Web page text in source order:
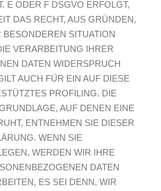
E ODER F DSGVO ERFOLGT,
DAS RECHT, AUS GRÜNDEN,
BESONDEREN SITUATION
VERARBEITUNG IHRER
DATEN WIDERSPRUCH
AUCH FÜR EIN AUF DIESE
PROFILING. DIE
AUF DENEN EINE
ENTNEHMEN SIE DIESER
WENN SIE
WERDEN WIR IHRE
DATEN
ES SEI DENN, WIR